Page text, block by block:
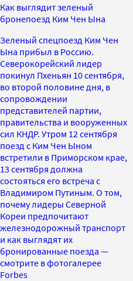
Как выглядит зеленый
бронепоезд Ким Чен Ына
Зеленый спецпоезд Ким Чен
Ына прибыл в Россию.
Северокорейский лидер
покинул Пхеньян 10 сентября,
во второй половине дня, в
сопровождении
представителей партии,
правительства и вооруженных
сил КНДР. Утром 12 сентября
поезд с Ким Чен Ыном
встретили в Приморском крае,
13 сентября должна
состояться его встреча с
Владимиром Путиным. О том,
почему лидеры Северной
Кореи предпочитают
железнодорожный транспорт
и как выглядят их
бронированные поезда —
смотрите в фотогалерее
Forbes